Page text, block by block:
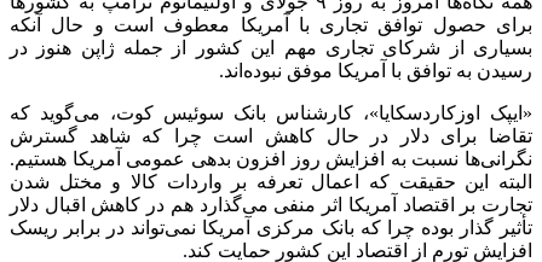
برای حصول توافق تجاری با آمریکا معطوف است و حال آنکه
بسیاری از شرکای تجاری مهم این کشور از جمله ژاپن هنوز در
رسیدن به توافق با آمریکا موفق نبوده‌اند.
« ایپک اوزکاردسکایا»، کارشناس بانک سوئیس کوت، می‌گوید که
تقاضا برای دلار در حال کاهش است چرا که شاهد گسترش
نگرانی‌ها نسبت به افزایش روز افزون بدهی عمومی آمریکا هستیم.
البته این حقیقت که اعمال تعرفه بر واردات کالا و مختل شدن
تجارت بر اقتصاد آمریکا اثر منفی می‌گذارد هم در کاهش اقبال دلار
تأثیر گذار بوده چرا که بانک مرکزی آمریکا نمی‌تواند در برابر ریسک
افزایش تورم از اقتصاد این کشور حمایت کند.